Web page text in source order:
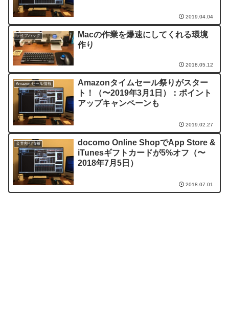
2019.04.04
ライフハック
Macの作業を爆速にしてくれる環境
作り
2018.05.12
Amazon セール情報
Amazonタイムセール祭りがスター
ト！（〜2019年3月1日）：ポイント
アップキャンペーンも
2019.02.27
金券割引情報
docomo Online ShopでApp Store &
iTunesギフトカードが5%オフ（〜
2018年7月5日）
2018.07.01